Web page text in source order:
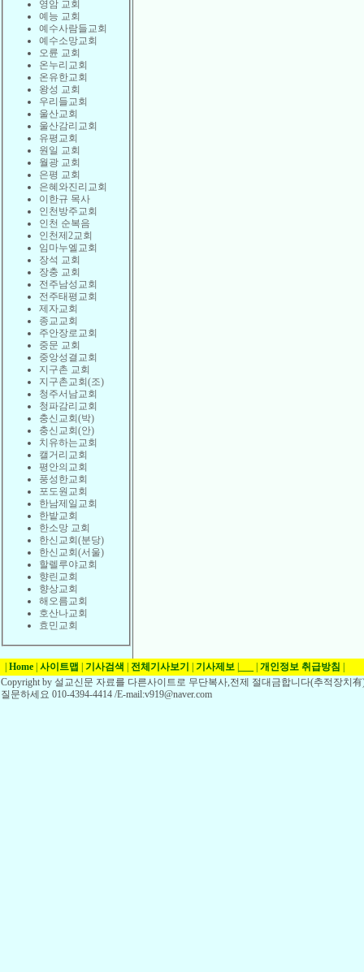
영암 교회
예능 교회
예수사람들교회
예수소망교회
오륜 교회
온누리교회
온유한교회
왕성 교회
우리들교회
울산교회
울산감리교회
유평교회
원일 교회
월광 교회
은평 교회
은혜와진리교회
이한규 목사
인천방주교회
인천 순복음
인천제2교회
임마누엘교회
장석 교회
장충 교회
전주남성교회
전주태평교회
제자교회
종교교회
주안장로교회
중문 교회
중앙성결교회
지구촌 교회
지구촌교회(조)
청주서남교회
청파감리교회
충신교회(박)
충신교회(안)
치유하는교회
캘거리교회
평안의교회
풍성한교회
포도원교회
한남제일교회
한밭교회
한소망 교회
한신교회(분당)
한신교회(서울)
할렐루야교회
향린교회
향상교회
해오름교회
호산나교회
효민교회
Home 사이트맵 기사검색 전체기사보기 기사제보 개인정보 취급방침
Copyright by 설교신문 자료를 다른사이트로 무단복사,전제 절대금합니다(추적장치
질문하세요 010-4394-4414 /E-mail:v919@naver.com